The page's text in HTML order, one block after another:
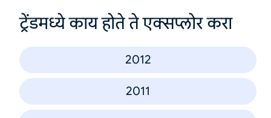
ट्रेंडमध्ये काय होते ते एक्सप्लोर करा
2012
2011